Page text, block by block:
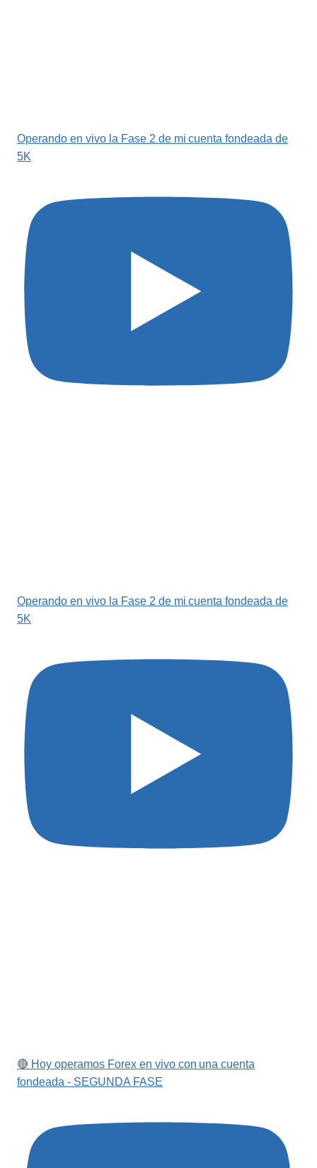
Operando en vivo la Fase 2 de mi cuenta fondeada de
5K
Operando en vivo la Fase 2 de mi cuenta fondeada de
5K
🔴 Hoy operamos Forex en vivo con una cuenta
fondeada - SEGUNDA FASE